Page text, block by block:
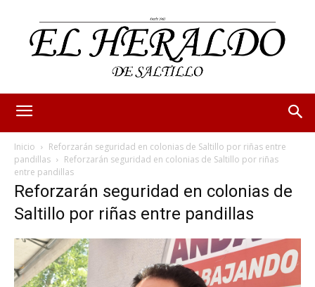
Inicio
Reforzarán seguridad en colonias de Saltillo por riñas entre
pandillas
Reforzarán seguridad en colonias de Saltillo por riñas
entre pandillas
Reforzarán seguridad en colonias de
Saltillo por riñas entre pandillas